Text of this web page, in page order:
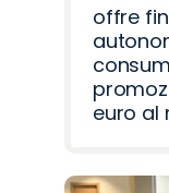
offre
euro al